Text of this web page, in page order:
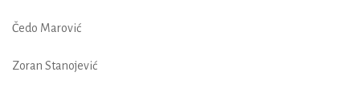
Čedo Marović
Zoran Stanojević